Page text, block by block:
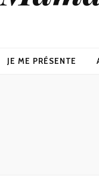
JE ME PRÉSENTE